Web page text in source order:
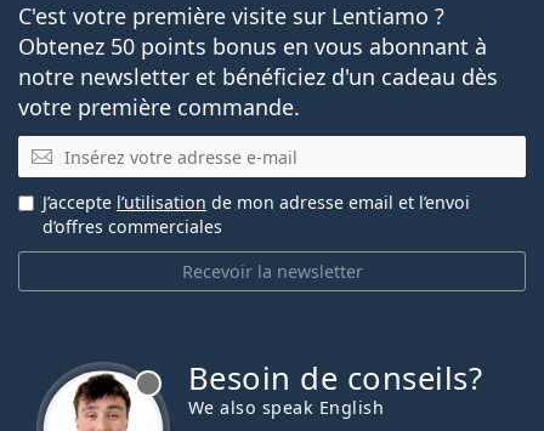
C'est votre première visite sur Lentiamo ?
Obtenez 50 points bonus en vous abonnant à
notre newsletter et bénéficiez d'un cadeau dès
votre première commande.
E-mail
Recevoir la newsletter
J’accepte l’utilisation de mon adresse email et l’envoi
d’offres commerciales
Besoin de conseils?
We also speak English